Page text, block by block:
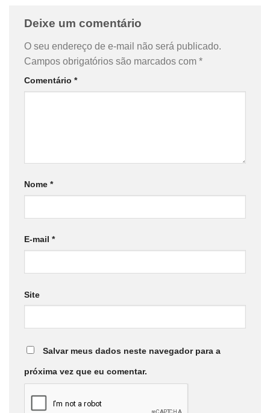
Deixe um comentário
O seu endereço de e-mail não será publicado.
Campos obrigatórios são marcados com *
Comentário *
Nome *
E-mail *
Site
Salvar meus dados neste navegador para a
próxima vez que eu comentar.